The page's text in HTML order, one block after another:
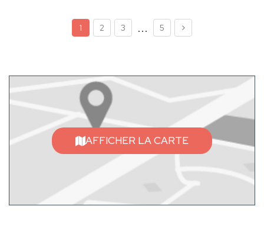
1 2 3 ... 5
AFFICHER LA CARTE